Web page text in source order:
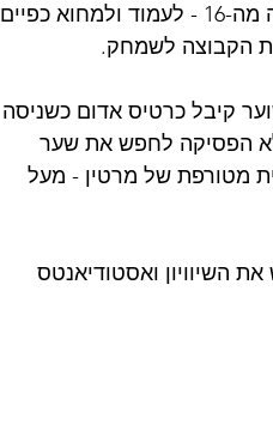
התגובה הגיעה במחצית השנייה עם שער מוקדם ואדיר של אלן טוסיה מה-16 - לעמוד ולמחוא כפיים
הקבוצה לשמחק.
עם 10 שחקנים לאחר שהשוער קיבל כרטיס אדום כשניסה
הפסיקה לחפש את שער
חופשית מטורפת של מרטין - מעל
השיוויון ואסטודיאנטס